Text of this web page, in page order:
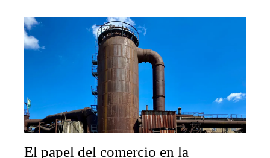
El papel del comercio en la